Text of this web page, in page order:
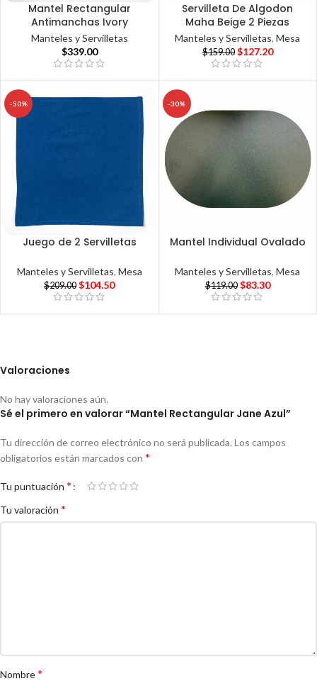
Mantel Rectangular
Antimanchas Ivory
Manteles y Servilletas
$339.00
Servilleta De Algodon
Maha Beige 2 Piezas
Manteles y Servilletas,Mesa
$159.00 $127.20
-50%
Juego de 2 Servilletas
Manteles y Servilletas, Mesa
$209.00 $104.50
-30%
Mantel Individual Ovalado
Manteles y Servilletas,Mesa
$119.00 $83.30
Valoraciones
No hay valoraciones aún.
Sé el primero en valorar “Mantel Rectangular Jane Azul”
Tu dirección de correo electrónico no será publicada. Los campos
obligatorios están marcados con *
Tu puntuación *
Tu valoración *
Nombre*